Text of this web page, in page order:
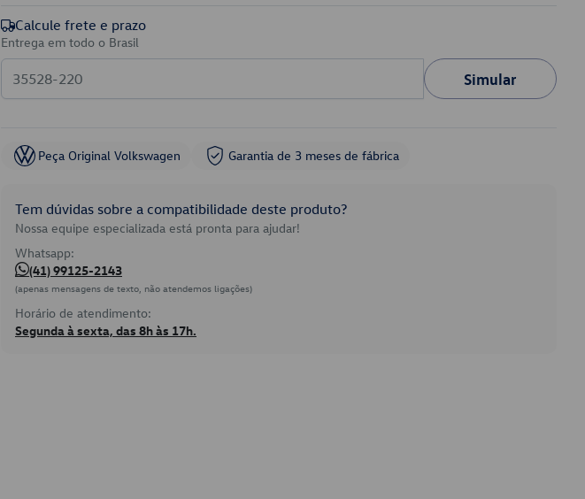
Calcule frete e prazo
Entrega em todo o Brasil
Simular
Peça Original Volkswagen Garantia de 3 meses de fábrica
Tem dúvidas sobre a compatibilidade deste produto?
Nossa equipe especializada está pronta para ajudar!
Whatsapp:
(41) 99125-2143
(apenas mensagens de texto, não atendemos ligações)
Horário de atendimento:
Segunda à sexta, das 8h às 17h.